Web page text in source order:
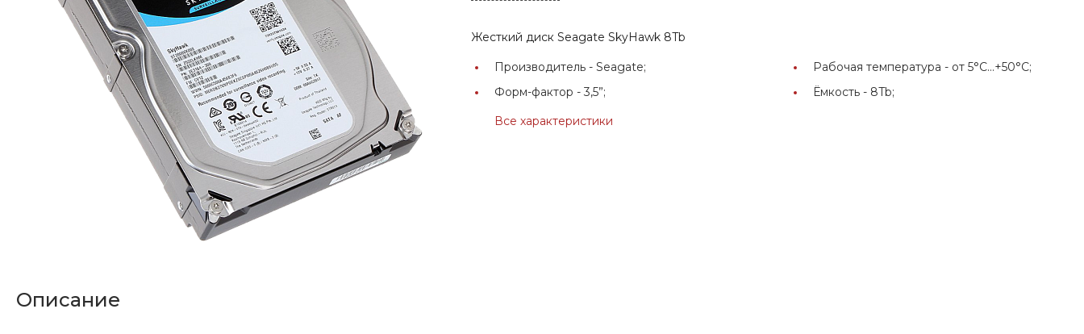
Жесткий диск Seagate SkyHawk 8Tb
Производитель -Seagate; Рабочая температура - от 5°C...+50°C;
Форм-фактор -3,5”; Ёмкость - 8Tb;
Все характеристики
Описание